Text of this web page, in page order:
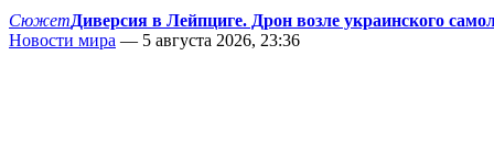
СюжетДиверсия в Лейпциге. Дрон возле украинского
Новости мира — 5 августа 2026, 23:36